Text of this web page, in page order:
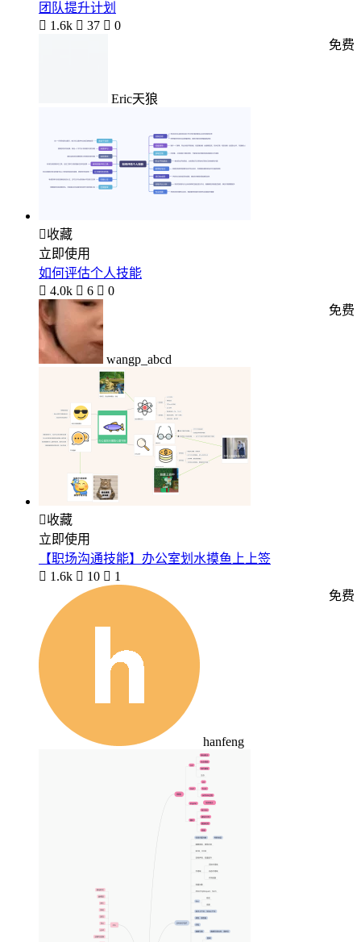
团队提升计划
 1.6k  37  0
Eric天狼
免费
收藏
立即使用
如何评估个人技能
 4.0k  6  0
wangp_abcd
免费
收藏
立即使用
【职场沟通技能】办公室划水摸鱼上上签
 1.6k  10  1
hanfeng
免费